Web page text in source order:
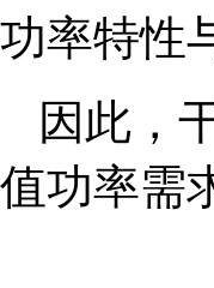
功率特性
因此，
值功率需